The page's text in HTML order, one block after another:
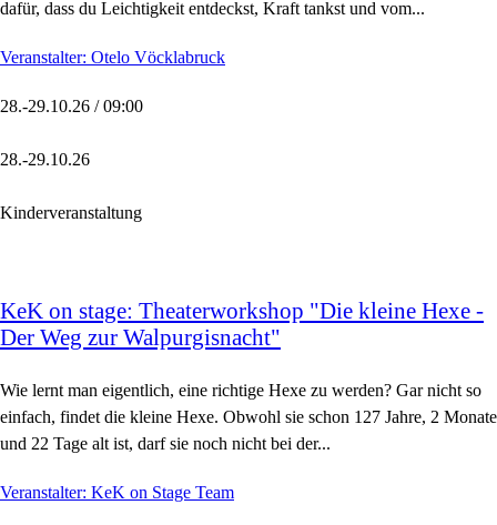
dafür, dass du Leichtigkeit entdeckst, Kraft tankst und vom...
Veranstalter: Otelo Vöcklabruck
28.-29.10.26 / 09:00
28.-29.10.26
Kinderveranstaltung
KeK on stage: Theaterworkshop "Die kleine Hexe -
Der Weg zur Walpurgisnacht"
Wie lernt man eigentlich, eine richtige Hexe zu werden? Gar nicht so
einfach, findet die kleine Hexe. Obwohl sie schon 127 Jahre, 2 Monate
und 22 Tage alt ist, darf sie noch nicht bei der...
Veranstalter: KeK on Stage Team